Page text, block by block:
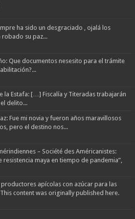
ha sido un desgraciado , ojalá los
robado su paz...
Que documentos nesesito para el trámite
la Estafa: […] Fiscalía y Titeradas trabajarán
delito...
Fue mi novia y fueron años maravillosos
pero el destino nos...
– Société des Américanistes:
maya en tiempo de pandemia”,
apícolas con azúcar para las
content was originally published here.